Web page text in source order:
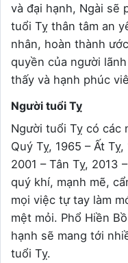
và đại hạnh, Ngài sẽ
tuổi Tỵ thân tâm an
nhân, hoàn thành
quyền của người
thấy và hạnh phúc
Người tuổi Tỵ
Người tuổi Tỵ có các
Quý Tỵ, 1965 – Ất
2001 – Tân Tỵ, 2013
quý khí, mạnh mẽ,
mọi việc tự tay làm
mệt mỏi. Phổ Hiền
hạnh sẽ mang tới
tuổi Tỵ.